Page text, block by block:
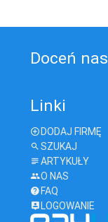
Doceń nas
Linki
DODAJ FIRMĘ
SZUKAJ
ARTYKUŁY
O NAS
FAQ
LOGOWANIE